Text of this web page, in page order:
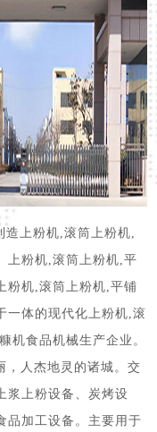
造上粉机,滚筒上粉机,
上粉机,滚筒上粉机,平
粉机,滚筒上粉机,平铺
一体的现代化上粉机,滚
机食品机械生产企业。
，人杰地灵的诸城。交
浆上粉设备、炭烤设
品加工设备。主要用于